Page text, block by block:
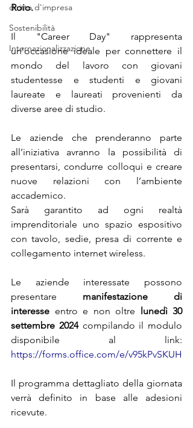
diritto d'impresa
Sostenibilità
Internazionalizzazione
Roio.
Il "Career Day" rappresenta
un’occasione ideale per connettere il
mondo del lavoro con giovani
studentesse e studenti e giovani
laureate e laureati provenienti da
diverse aree di studio.
Le aziende che prenderanno parte
all’iniziativa avranno la possibilità di
presentarsi, condurre colloqui e creare
nuove relazioni con l’ambiente
accademico.
Sarà garantito ad ogni realtà
imprenditoriale uno spazio espositivo
con tavolo, sedie, presa di corrente e
collegamento internet wireless.
Le aziende interessate possono
presentare manifestazione di
interesse entro e non oltre
lunedì 30
settembre 2024 compilando il modulo
https://forms.office.com/e/v95kPvSKUH
Il programma dettagliato della giornata
verrà definito in base alle adesioni
ricevute.